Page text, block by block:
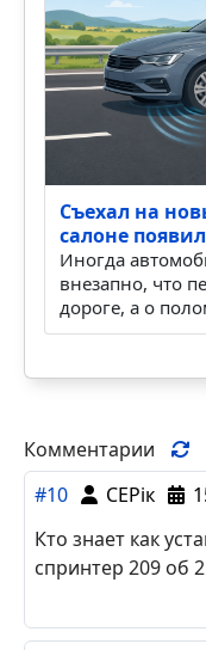
Съехал на
салоне
Иногда
внезапно, что
дороге, а о
Комментарии
#10
СЕРiк
Кто знает как
спринтер 209 об